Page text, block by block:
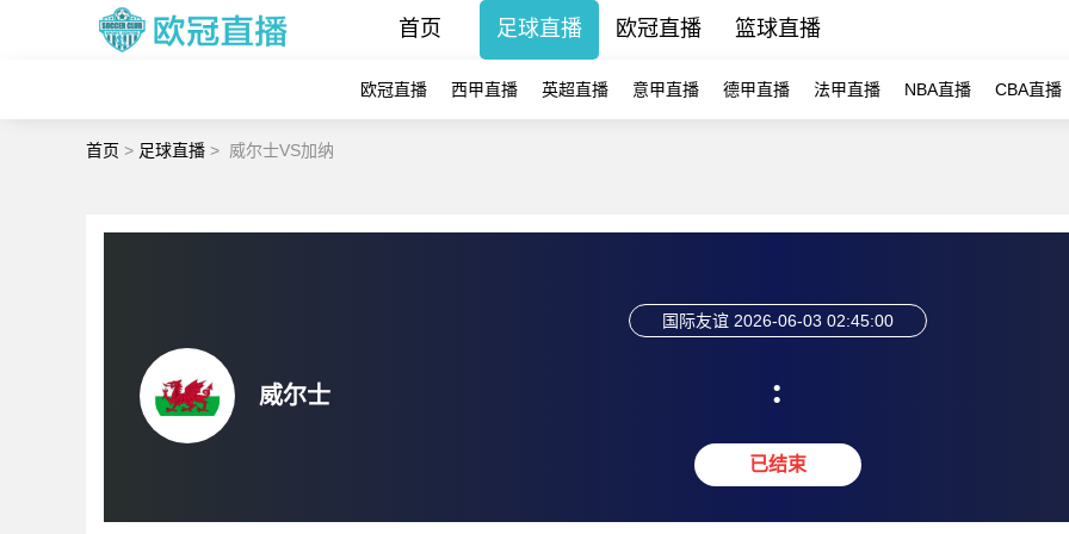
首页 足球直播 欧冠直播 篮球直播
欧冠直播 西甲直播 英超直播 意甲直播 德甲直播 法甲直播 NBA直播 CBA直播
首页 > 足球直播 > 威尔士VS加纳
威尔士
国际友谊 2026-06-03 02:45:00
:
已结束